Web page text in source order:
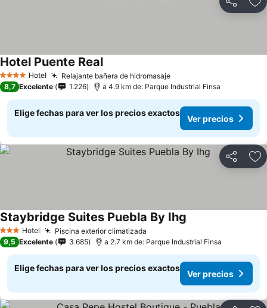
Compartir
4 EstrellasHotel Relajante bañera de hidromasaje
Hotel Puente Real
8,7 Excelente 1.226 a 4.9 km de: Parque Industrial Finsa
Elige fechas para ver los precios exactos
Ver precios
Compartir
3 Estrellas
Hotel Piscina exterior climatizada
Staybridge Suites Puebla By Ihg
9,5 Excelente 3.685 a 2.7 km de: Parque Industrial Finsa
Elige fechas para ver los precios exactos
Ver precios